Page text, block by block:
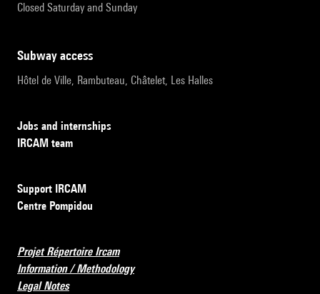
Closed Saturday and Sunday
subway access
Hôtel de Ville, Rambuteau, Châtelet, Les Halles
Jobs and internships
IRCAM team
Support IRCAM
Centre Pompidou
Projet Répertoire Ircam
Information / Methodology
Legal Notes